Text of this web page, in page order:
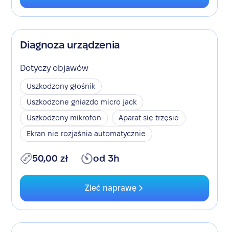
Diagnoza urządzenia
Dotyczy objawów
Uszkodzony głośnik
Uszkodzone gniazdo micro jack
Uszkodzony mikrofon
Aparat się trzęsie
Ekran nie rozjaśnia automatycznie
50,00 zł od 3h
Zleć naprawę